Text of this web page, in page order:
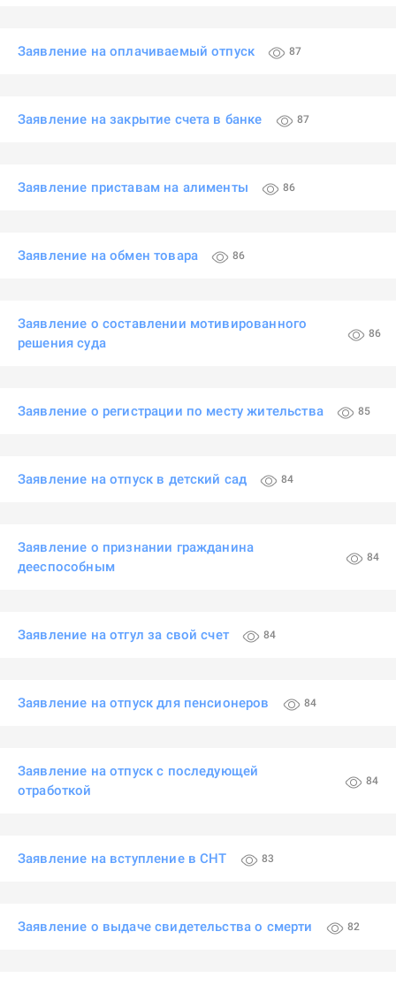
Заявление на оплачиваемый отпуск 87
Заявление на закрытие счета в банке 87
Заявление приставам на алименты 86
Заявление на обмен товара 86
Заявление о составлении мотивированного
решения суда
86
Заявление о регистрации по месту жительства 85
Заявление на отпуск в детский сад 84
Заявление о признании гражданина
дееспособным
84
Заявление на отгул за свой счет 84
Заявление на отпуск для пенсионеров 84
Заявление на отпуск с последующей
отработкой
84
Заявление на вступление в СНТ 83
Заявление о выдаче свидетельства о смерти 82